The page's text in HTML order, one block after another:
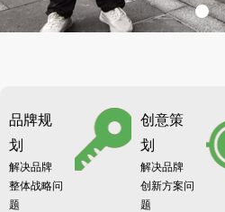
品牌规
划
解决品牌
整体战略问
题
创意策
划
解决品牌
创新方案问
题